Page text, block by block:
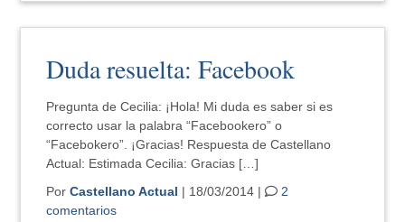
Duda resuelta: Facebook
Pregunta de Cecilia: ¡Hola! Mi duda es saber si es
correcto usar la palabra “Facebookero” o
“Facebokero”. ¡Gracias! Respuesta de Castellano
Actual: Estimada Cecilia: Gracias […]
PorCastellano Actual | 18/03/2014 |
2
comentarios